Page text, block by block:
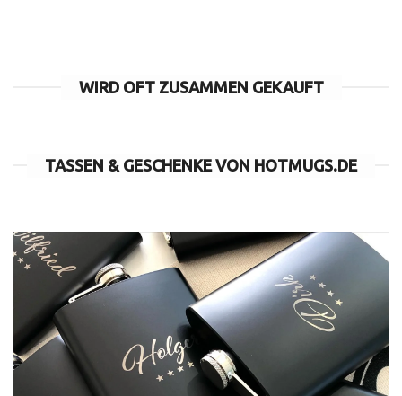
WIRD OFT ZUSAMMEN GEKAUFT
TASSEN & GESCHENKE VON HOTMUGS.DE